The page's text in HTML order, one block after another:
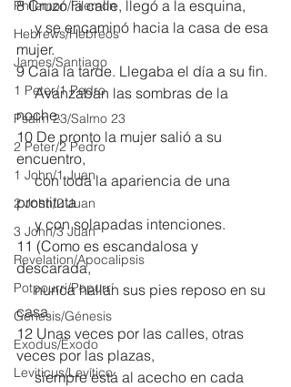
Philemon/Filemon
Hebrews/Hebreos
James/Santiago
1 Peter/1 Pedro
Psalm 23/Salmo 23
2 Peter/2 Pedro
1 John/1 Juan
2 John/2 Juan
3 John/3 Juan
Revelation/Apocalipsis
Potpourri/Popurrí
Genesis/Génesis
Exodus/Éxodo
Leviticus/Levítico
8 Cruzó la calle, llegó a la esquina,
     y se encaminó hacia la casa de esa
mujer.
9 Caía la tarde. Llegaba el día a su fin.
     Avanzaban las sombras de la
noche.
10 De pronto la mujer salió a su
encuentro,
     con toda la apariencia de una
prostituta
     y con solapadas intenciones.
11 (Como es escandalosa y
descarada,
     nunca hallan sus pies reposo en su
casa.
12 Unas veces por las calles, otras
veces por las plazas,
     siempre está al acecho en cada